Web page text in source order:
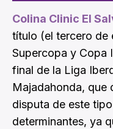
Colina Clinic El
título (el tercero de
Supercopa y Copa
final de la Liga
Majadahonda, que
disputa de este
determinantes, ya